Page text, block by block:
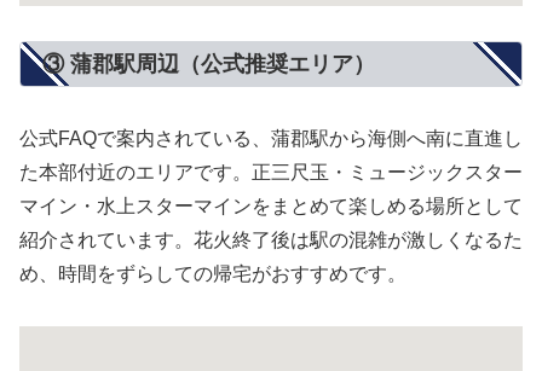
③ 蒲郡駅周辺（公式推奨エリア）
公式FAQで案内されている、蒲郡駅から海側へ南に直進し
た本部付近のエリアです。正三尺玉・ミュージックスター
マイン・水上スターマインをまとめて楽しめる場所として
紹介されています。花火終了後は駅の混雑が激しくなるた
め、時間をずらしての帰宅がおすすめです。